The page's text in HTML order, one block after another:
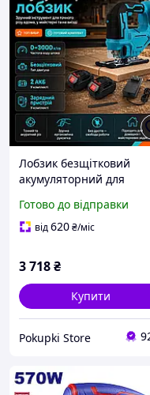
Лобзик безщітковий
акумуляторний для
Електролобзик для
ремонтних робіт акб.
Готово до відправки
від620₴/міс
3 718₴
Купити
Pokupki Store